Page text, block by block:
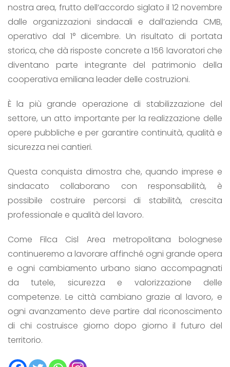
nostra area, frutto dell’accordo siglato il 12 novembre
dalle organizzazioni sindacali e dall’azienda CMB,
operativo dal 1° dicembre. Un risultato di portata
storica, che dà risposte concrete a 156 lavoratori che
diventano parte integrante del patrimonio della
cooperativa emiliana leader delle costruzioni.
È la più grande operazione di stabilizzazione del
settore, un atto importante per la realizzazione delle
opere pubbliche e per garantire continuità, qualità e
sicurezza nei cantieri.
Questa conquista dimostra che, quando imprese e
sindacato collaborano con responsabilità, è
possibile costruire percorsi di stabilità, crescita
professionale e qualità del lavoro.
Come Filca Cisl Area metropolitana bolognese
continueremo a lavorare affinché ogni grande opera
e ogni cambiamento urbano siano accompagnati
da tutele, sicurezza e valorizzazione delle
competenze. Le città cambiano grazie al lavoro, e
ogni avanzamento deve partire dal riconoscimento
di chi costruisce giorno dopo giorno il futuro del
territorio.